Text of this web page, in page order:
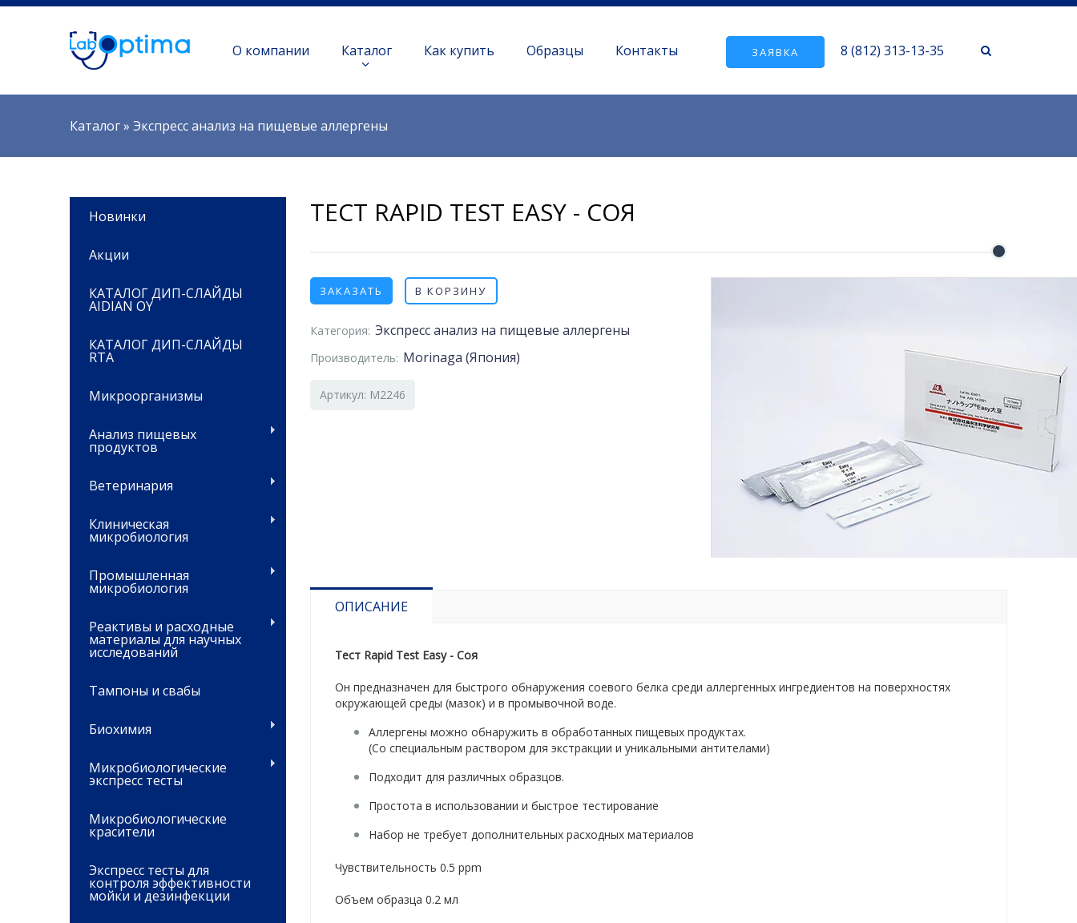
О компании Каталог Как купить Образцы Контакты ЗАЯВКА 8 (812) 313-13-35
Вы здесь
Каталог» Экспресс анализ на пищевые аллергены
Новинки
Акции
КАТАЛОГ ДИП-СЛАЙДЫ
AIDIAN OY
КАТАЛОГ ДИП-СЛАЙДЫ
RTA
Микроорганизмы
Анализ пищевых
продуктов
Ветеринария
Клиническая
микробиология
Промышленная
микробиология
Реактивы и расходные
материалы для научных
исследований
Тампоны и свабы
Биохимия
Микробиологические
экспресс тесты
Микробиологические
красители
Экспресс тесты для
контроля эффективности
мойки и дезинфекции
ТЕСТ RAPID TEST EASY - СОЯ
ЗАКАЗАТЬ В КОРЗИНУ
Категория: Экспресс анализ на пищевые аллергены
Производитель: Morinaga (Япония)
Артикул: M2246
ОПИСАНИЕ
Тест Rapid Test Easy - Соя
Он предназначен для быстрого обнаружения соевого белка среди аллергенных ингредиентов на поверхностях
окружающей среды (мазок) и в промывочной воде.
Аллергены можно обнаружить в обработанных пищевых продуктах.
(Со специальным раствором для экстракции и уникальными антителами)
Подходит для различных образцов.
Простота в использовании и быстрое тестирование
Набор не требует дополнительных расходных материалов
Чувствительность 0.5 ppm
Объем образца 0.2 мл